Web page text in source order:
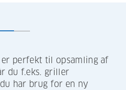
perfekt til opsamling af
du f.eks. griller
har brug for en ny